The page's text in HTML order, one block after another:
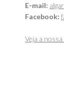
E-mail:
Facebook:
Veja a